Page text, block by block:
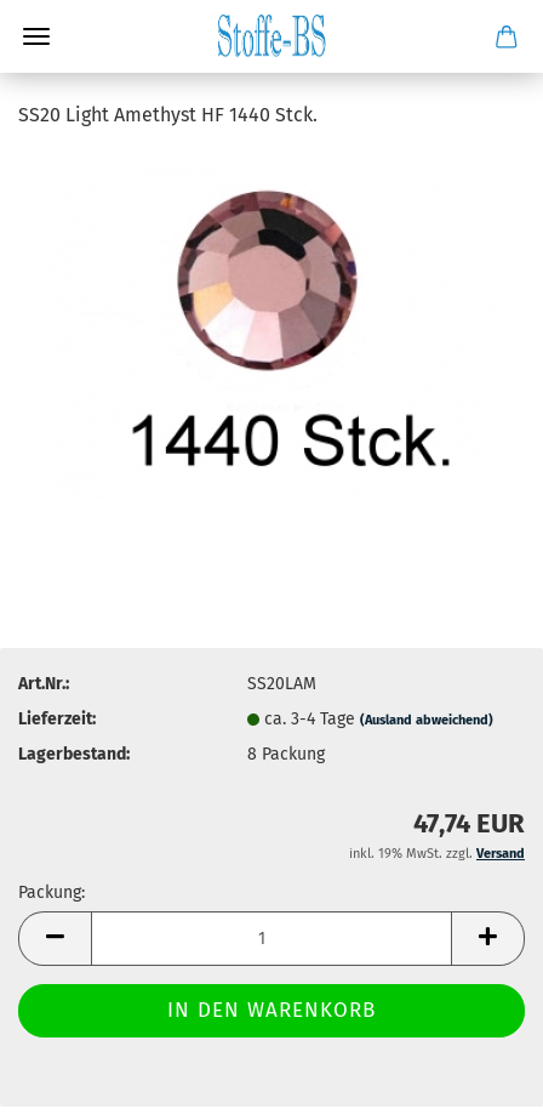
SS20 Light Amethyst HF 1440 Stck.
Art.Nr.:
SS20LAM
Lieferzeit:
ca. 3-4 Tage(Ausland abweichend)
Lagerbestand: 8 Packung
47,74 EUR
inkl. 19% MwSt. zzgl. Versand
Packung:
Packung